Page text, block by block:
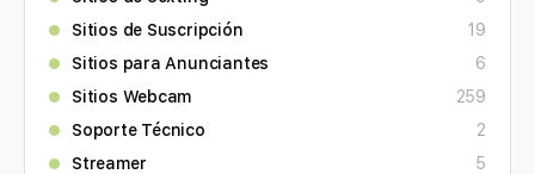
Sitios de Suscripción
19
Sitios para Anunciantes
6
Sitios Webcam
259
Soporte Técnico
2
Streamer
5